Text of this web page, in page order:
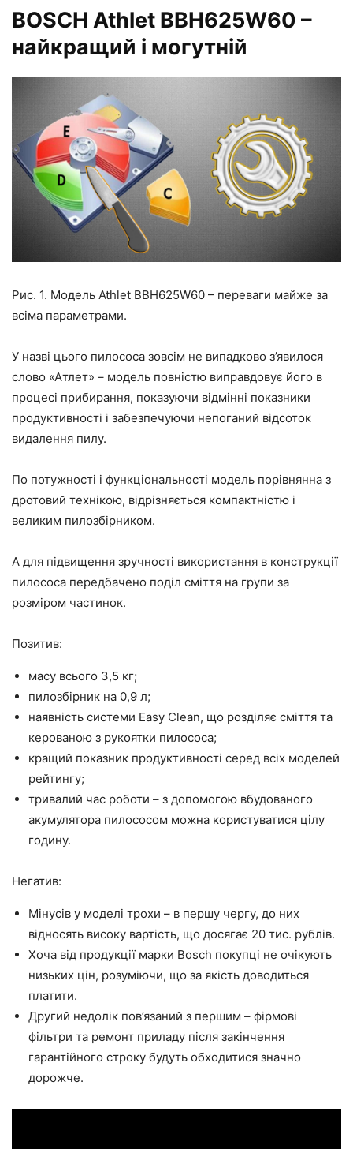
BOSCH Athlet BBH625W60 –
найкращий і могутній
Рис. 1. Модель Athlet BBH625W60 – переваги майже за
всіма параметрами.
У назві цього пилососа зовсім не випадково з’явилося
слово «Атлет» – модель повністю виправдовує його в
процесі прибирання, показуючи відмінні показники
продуктивності і забезпечуючи непоганий відсоток
видалення пилу.
По потужності і функціональності модель порівнянна з
дротовий технікою, відрізняється компактністю і
великим пилозбірником.
А для підвищення зручності використання в конструкції
пилососа передбачено поділ сміття на групи за
розміром частинок.
Позитив:
масу всього 3,5 кг;
пилозбірник на 0,9 л;
наявність системи Easy Clean, що розділяє сміття та
керованою з рукоятки пилососа;
кращий показник продуктивності серед всіх моделей
рейтингу;
тривалий час роботи – з допомогою вбудованого
акумулятора пилососом можна користуватися цілу
годину.
Негатив:
Мінусів у моделі трохи – в першу чергу, до них
відносять високу вартість, що досягає 20 тис. рублів.
Хоча від продукції марки Bosch покупці не очікують
низьких цін, розуміючи, що за якість доводиться
платити.
Другий недолік пов’язаний з першим – фірмові
фільтри та ремонт приладу після закінчення
гарантійного строку будуть обходитися значно
дорожче.